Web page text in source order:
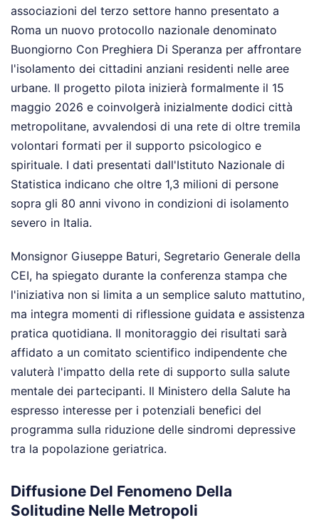
associazioni del terzo settore hanno presentato a
Roma un nuovo protocollo nazionale denominato
Buongiorno Con Preghiera Di Speranza per affrontare
l'isolamento dei cittadini anziani residenti nelle aree
urbane. Il progetto pilota inizierà formalmente il 15
maggio 2026 e coinvolgerà inizialmente dodici città
metropolitane, avvalendosi di una rete di oltre tremila
volontari formati per il supporto psicologico e
spirituale. I dati presentati dall'Istituto Nazionale di
Statistica indicano che oltre 1,3 milioni di persone
sopra gli 80 anni vivono in condizioni di isolamento
severo in Italia.
Monsignor Giuseppe Baturi, Segretario Generale della
CEI, ha spiegato durante la conferenza stampa che
l'iniziativa non si limita a un semplice saluto mattutino,
ma integra momenti di riflessione guidata e assistenza
pratica quotidiana. Il monitoraggio dei risultati sarà
affidato a un comitato scientifico indipendente che
valuterà l'impatto della rete di supporto sulla salute
mentale dei partecipanti. Il Ministero della Salute ha
espresso interesse per i potenziali benefici del
programma sulla riduzione delle sindromi depressive
tra la popolazione geriatrica.
Diffusione Del Fenomeno Della
Solitudine Nelle Metropoli